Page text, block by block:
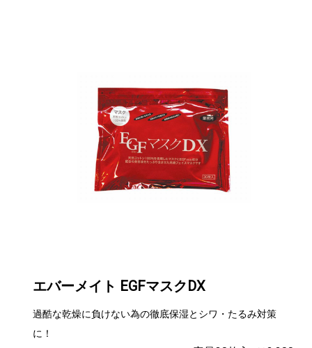
エバーメイト EGFマスクDX
過酷な乾燥に負けない為の徹底保湿とシワ・たるみ対策
に！